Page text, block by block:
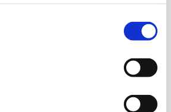
Analytics pour contrôler le